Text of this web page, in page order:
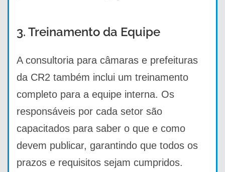
3. Treinamento da Equipe
A consultoria para câmaras e prefeituras
da CR2 também inclui um treinamento
completo para a equipe interna. Os
responsáveis por cada setor são
capacitados para saber o que e como
devem publicar, garantindo que todos os
prazos e requisitos sejam cumpridos.